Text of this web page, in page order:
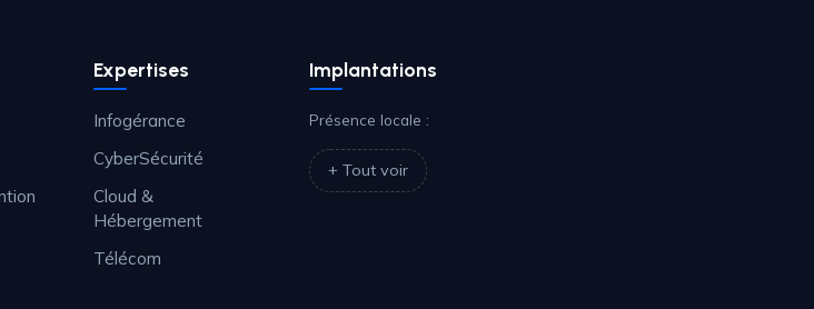
Expertises
Infogérance
CyberSécurité
Cloud &
Hébergement
Télécom
Implantations
Présence locale :
+ Tout voir